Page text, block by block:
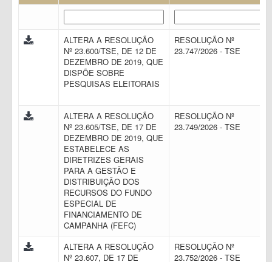
ALTERA A RESOLUÇÃO
Nº 23.600/TSE, DE 12 DE
DEZEMBRO DE 2019, QUE
DISPÕE SOBRE
PESQUISAS ELEITORAIS
RESOLUÇÃO Nº
23.747/2026 - TSE
ALTERA A RESOLUÇÃO
Nº 23.605/TSE, DE 17 DE
DEZEMBRO DE 2019, QUE
ESTABELECE AS
DIRETRIZES GERAIS
PARA A GESTÃO E
DISTRIBUIÇÃO DOS
RECURSOS DO FUNDO
ESPECIAL DE
FINANCIAMENTO DE
CAMPANHA (FEFC)
RESOLUÇÃO Nº
23.749/2026 - TSE
ALTERA A RESOLUÇÃO
Nº 23.607, DE 17 DE
RESOLUÇÃO Nº
23.752/2026 - TSE